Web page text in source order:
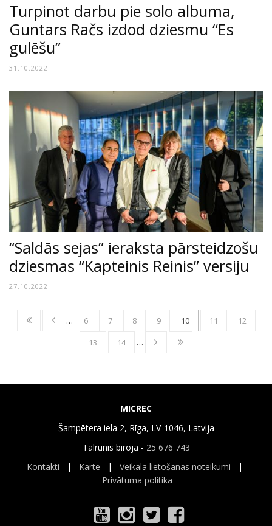
Turpinot darbu pie solo albuma,
Guntars Račs izdod dziesmu “Es
gulēšu”
31.10.2022
“Saldās sejas” ieraksta pārsteidzošu
dziesmas “Kapteinis Reinis” versiju
27.10.2022
… 6 7 8 9 10 11
12
13
14 …
MICREC
Šampētera iela 2, Rīga, LV-1046, Latvija
Tālrunis birojā - 25 676 743
Kontakti | Karte | Veikala lietošanas noteikumi |
Privātuma politika